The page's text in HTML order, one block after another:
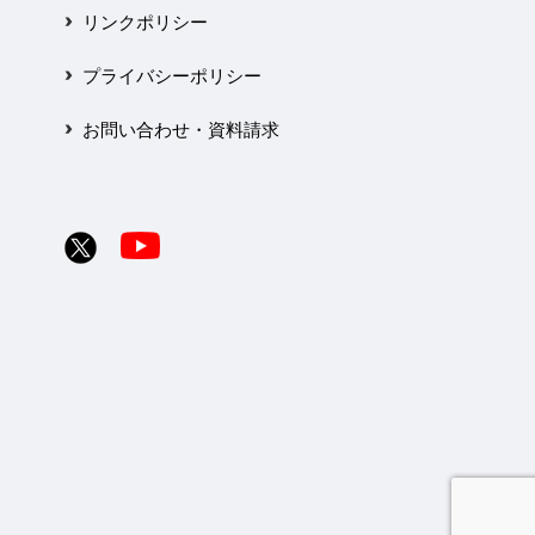
リンクポリシー
プライバシーポリシー
お問い合わせ・資料請求